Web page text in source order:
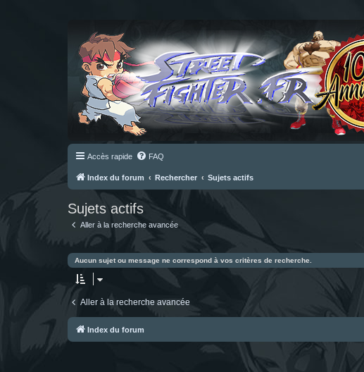
Accès rapide FAQ
Index du forum Rechercher Sujets actifs
Sujets actifs
Aller à la recherche avancée
Aucun sujet ou message ne correspond à vos critères de recherche.
Aller à la recherche avancée
Index du forum